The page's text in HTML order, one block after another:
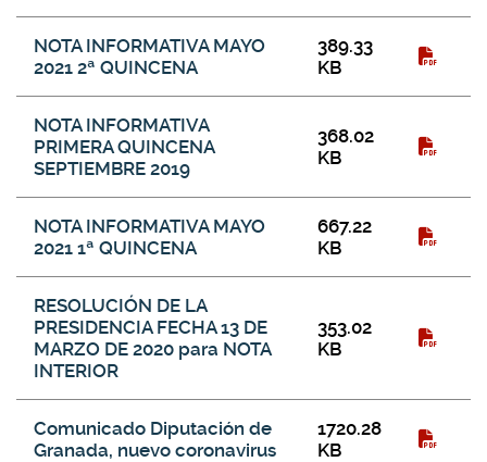
NOTA INFORMATIVA MAYO
2021 2ª QUINCENA
389.33
KB
NOTA INFORMATIVA
PRIMERA QUINCENA
SEPTIEMBRE 2019
368.02
KB
NOTA INFORMATIVA MAYO
2021 1ª QUINCENA
667.22
KB
RESOLUCIÓN DE LA
PRESIDENCIA FECHA 13 DE
MARZO DE 2020 para NOTA
INTERIOR
353.02
KB
Comunicado Diputación de
Granada, nuevo coronavirus
1720.28
KB